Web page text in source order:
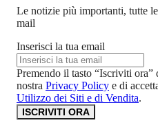
Le notizie più importanti, tutte
mail
Inserisci la tua email
Premendo il tasto “Iscriviti ora”
nostra Privacy Policy e di
Utilizzo dei Siti e di Vendita.
ISCRIVITI ORA